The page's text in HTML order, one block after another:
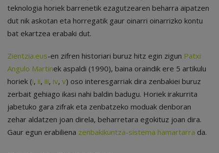
teknologia horiek barrenetik ezagutzearen beharra aipatzen
dut nik askotan eta horregatik gaur oinarri oinarrizko kontu
bat ekartzea erabaki dut.
Zientzia.eus-en zifren historiari buruz hitz egin zigun Patxi
Angulo Martinek aspaldi (1990), baina oraindik ere 5 artikulu
horiek (i, ii, iii, iv, v) oso interesgarriak dira zenbakiei buruz
zerbait gehiago ikasi nahi baldin badugu. Horiek irakurrita
jabetuko gara zifrak eta zenbatzeko moduak denboran
zehar aldatzen joan direla, beharretara egokituz joan dira.
Gaur egun erabiliena zenbakikuntza-sistema hamartarra da.